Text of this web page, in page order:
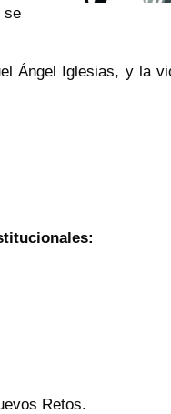
se
Ángel Iglesias, y la
Retos.